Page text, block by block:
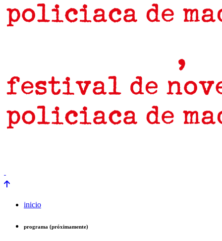
inicio
programa (próximamente)